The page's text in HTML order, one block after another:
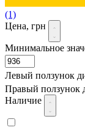
(1)
Цена, грн
Минимальное
Левый ползунок
Правый ползунок
Наличие